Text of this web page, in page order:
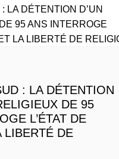
: LA DÉTENTION
DE 95
L’ÉTAT DE
LIBERTÉ DE